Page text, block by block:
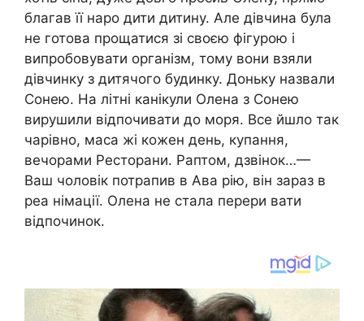
благав її наро дити дитину. Але дівчина була
не готова прощатися зі своєю фігурою і
випробовувати організм, тому вони взяли
дівчинку з дитячого будинку. Доньку назвали
Сонею. На літні канікули Олена з Сонею
вирушили відпочивати до моря. Все йшло так
чарівно, маса жі кожен день, купання,
вечорами Ресторани. Раптом, дзвінок…—
Ваш чоловік потрапив в Ава рію, він зараз в
реа німації. Олена не стала перери вати
відпочинок.